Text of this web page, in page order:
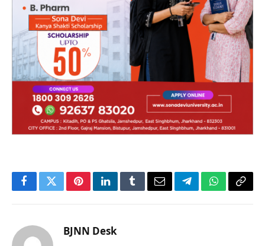
FacebookTwitterPinterestLinkedInTumblrEmailTelegramWhatsApp
Copy
BJNN Desk